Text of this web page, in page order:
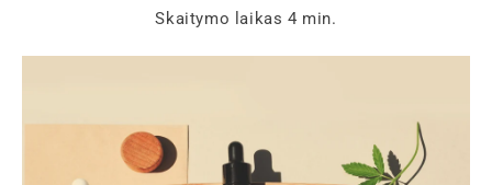
Skaitymo laikas 4 min.